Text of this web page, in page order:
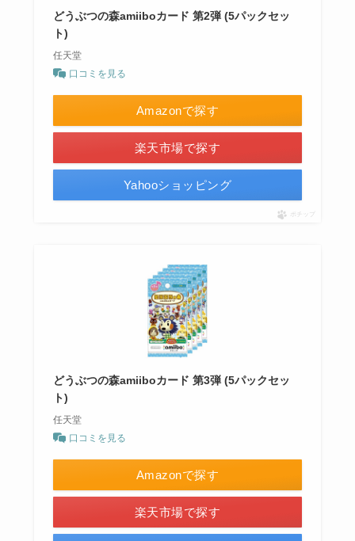
どうぶつの森amiiboカード 第2弾 (5パックセッ
ト)
任天堂
口コミを見る
Amazonで探す
楽天市場で探す
Yahooショッピング
ポチップ
どうぶつの森amiiboカード 第3弾 (5パックセッ
ト)
任天堂
口コミを見る
Amazonで探す
楽天市場で探す